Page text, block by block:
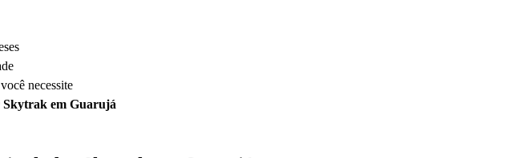
necessite
em Guarujá